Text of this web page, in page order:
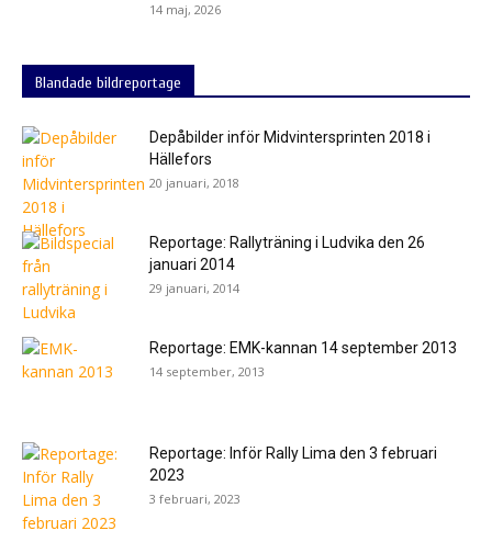
14 maj, 2026
Blandade bildreportage
Depåbilder inför Midvintersprinten 2018 i
Hällefors
20 januari, 2018
Reportage: Rallyträning i Ludvika den 26
januari 2014
29 januari, 2014
Reportage: EMK-kannan 14 september 2013
14 september, 2013
Reportage: Inför Rally Lima den 3 februari
2023
3 februari, 2023